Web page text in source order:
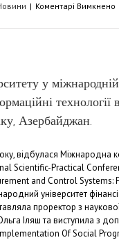
| Коментарі Вимкнено
у
технології
Азербайджан.
відбулася Міжнародна
Scientific-Practical
and Control Systems:
університет
проректор з
Іляш та виступила з
Of Social